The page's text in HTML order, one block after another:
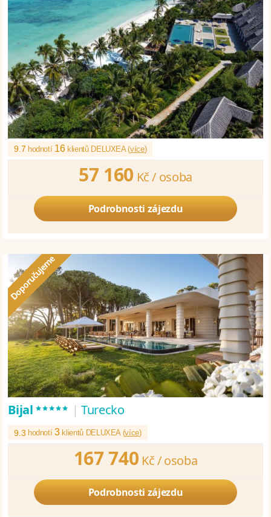
9.7 hodnotí 16klientů DELUXEA (více)
57 160 Kč / osoba
Podrobnosti zájezdu
Bijal***** | Turecko
9.3 hodnotí3klientů DELUXEA (více)
167 740 Kč /osoba
Podrobnosti zájezdu